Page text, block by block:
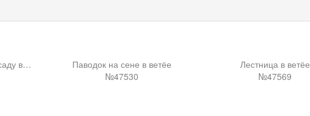
Камилла и жан моне в саду в аржантёе
Паводок на сене в ветёе
№47530
Лестница в ветёе
№47569